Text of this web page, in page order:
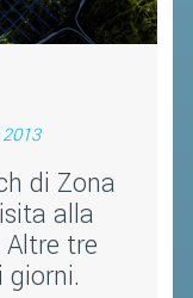
di Zona
alla
tre
giorni.
AL
CAMPIONATI
E
CONTRIBUTI